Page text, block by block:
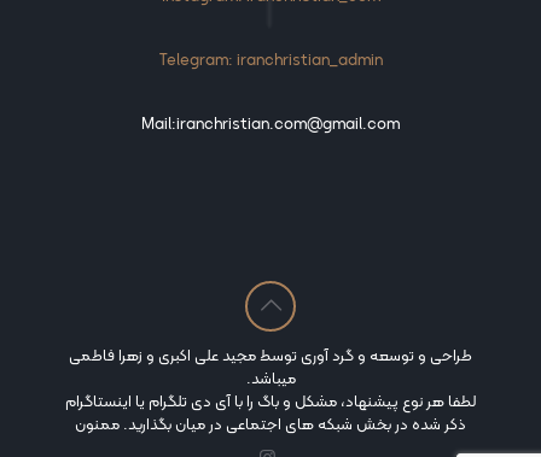
Telegram: iranchristian_admin
Mail:iranchristian.com@gmail.com
طراحی و توسعه و گرد آوری توسط مجید علی اکبری و زهرا فاطمی
میباشد.
لطفا هر نوع پیشنهاد، مشکل و باگ را با آی دی تلگرام یا اینستاگرام
ذکر شده در بخش شبکه های اجتماعی در میان بگذارید. ممنون